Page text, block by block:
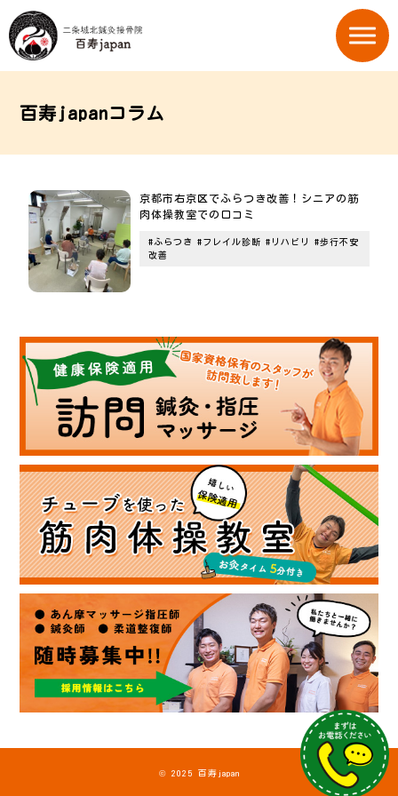
百寿japanコラム
京都市右京区でふらつき改善！シニアの筋
肉体操教室での口コミ
#ふらつき #フレイル診断 #リハビリ
#歩行不安
改善
© 2025 百寿japan